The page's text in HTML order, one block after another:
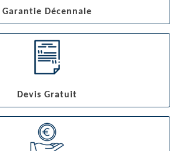
Garantie Décennale
Devis Gratuit